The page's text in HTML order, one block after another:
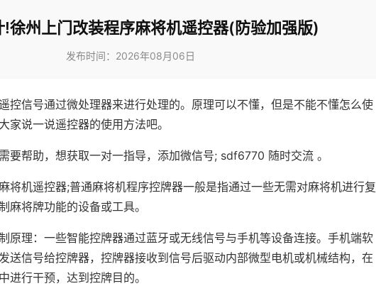
!徐州上门改装程序麻将机遥控器(防验加强版)
发布时间：2026年08月06日
控信号通过微处理器来进行处理的。原理可以不懂，但是不能不懂怎么使
家说一说遥控器的使用方法吧。
要帮助，想获取一对一指导，添加微信号; sdf6770 随时交流 。
将机遥控器;普通麻将机程序控牌器一般是指通过一些无需对麻将机进行复
麻将牌功能的设备或工具。
原理：一些智能控牌器通过蓝牙或无线信号与手机等设备连接。手机端软
送信号给控牌器，控牌器接收到信号后驱动内部微型电机或机械结构，在
进行干预，达到控牌目的。